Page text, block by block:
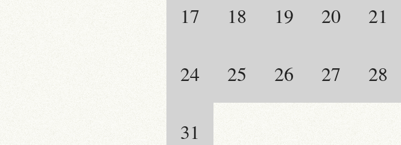
17 18 19 20 21
24 25 26 27 28
31